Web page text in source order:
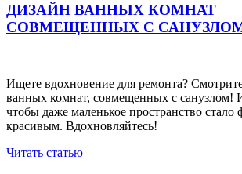
ДИЗАЙН ВАННЫХ КОМНАТ
СОВМЕЩЕННЫХ С
Ищете вдохновение для ремонта?
ванных комнат, совмещенных с санузлом!
чтобы даже маленькое пространство
красивым. Вдохновляйтесь!
Читать статью